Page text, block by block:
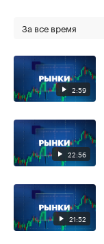
За все время
2:59
22:56
21:52